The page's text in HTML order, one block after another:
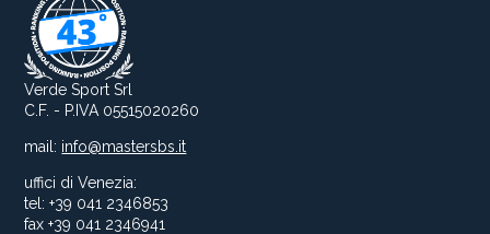
Verde Sport Srl
C.F. - P.IVA 05515020260
mail: info@mastersbs.it
uffici di Venezia:
tel: +39 041 2346853
fax +39 041 2346941